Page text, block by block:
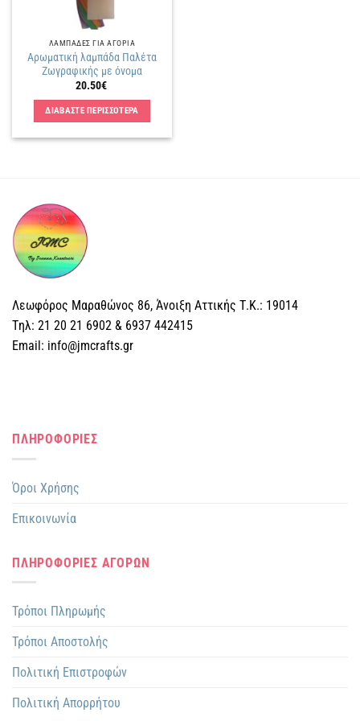
ΛΑΜΠΑΔΕΣ ΓΙΑ ΑΓΟΡΙΑ
Αρωματική λαμπάδα Παλέτα
Ζωγραφικής με όνομα
20.50€
ΔΙΑΒΑΣΤΕ ΠΕΡΙΣΣΟΤΕΡΑ
Λεωφόρος Μαραθώνος 86, Άνοιξη Αττικής Τ.Κ.: 19014
Tηλ: 21 20 21 6902 & 6937 442415
Email: info@jmcrafts.gr
ΠΛΗΡΟΦΟΡΙΕΣ
Όροι Χρήσης
Επικοινωνία
ΠΛΗΡΟΦΟΡΙΕΣ ΑΓΟΡΩΝ
Τρόποι Πληρωμής
Τρόποι Αποστολής
Πολιτική Επιστροφών
Πολιτική Απορρήτου